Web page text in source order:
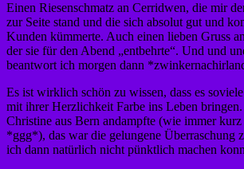
Einen Riesenschmatz an Cerridwen, die mir
zur Seite stand und die sich absolut gut und
Kunden kümmerte. Auch einen lieben Gruss
der sie für den Abend „entbehrte“. Und und
beantwort ich morgen dann
Es ist wirklich schön zu wissen, dass es
mit ihrer Herzlichkeit Farbe ins Leben
Christine aus Bern andampfte (wie immer
*ggg*), das war die gelungene Überraschung
ich dann natürlich nicht pünktlich machen